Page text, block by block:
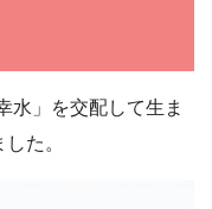
水」を交配して生ま
た。